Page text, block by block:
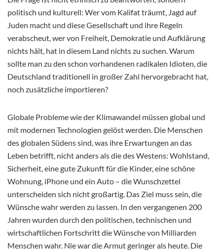
politisch und kulturell: Wer vom Kalifat träumt, Jagd auf
Juden macht und diese Gesellschaft und ihre Regeln
verabscheut, wer von Freiheit, Demokratie und Aufklärung
nichts hält, hat in diesem Land nichts zu suchen. Warum
sollte man zu den schon vorhandenen radikalen Idioten, die
Deutschland traditionell in großer Zahl hervorgebracht hat,
noch zusätzliche importieren?
Globale Probleme wie der Klimawandel müssen global und
mit modernen Technologien gelöst werden. Die Menschen
des globalen Südens sind, was ihre Erwartungen an das
Leben betrifft, nicht anders als die des Westens: Wohlstand,
Sicherheit, eine gute Zukunft für die Kinder, eine schöne
Wohnung, iPhone und ein Auto – die Wunschzettel
unterscheiden sich nicht großartig. Das Ziel muss sein, die
Wünsche wahr werden zu lassen. In den vergangenen 200
Jahren wurden durch den politischen, technischen und
wirtschaftlichen Fortschritt die Wünsche von Milliarden
Menschen wahr. Nie war die Armut geringer als heute. Die